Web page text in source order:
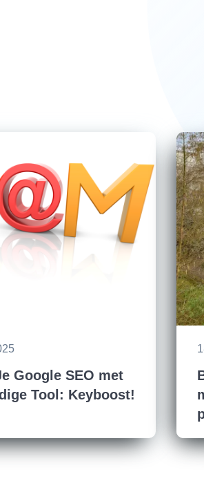
Google SEO met
Tool: Keyboost!